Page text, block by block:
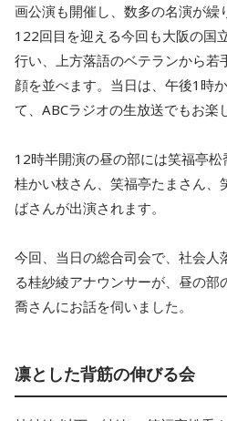
画公演も開催し、数多の名演が繰
122回目を迎える今回も大阪の国
行い、上方落語のベテランから若
顔を並べます。当日は、午後1時
て、ABCラジオの生放送でもお楽
12時半開演の昼の部には笑福亭松
桂かい枝さん、笑福亭たまさん、
ばさんが出演されます。
今回、当日の総合司会で、社会人
る桂紗綾アナウンサーが、昼の
喬さんにお話を伺いました。
凛とした背筋の伸びる会